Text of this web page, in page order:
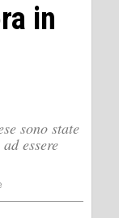
in
sono state
essere